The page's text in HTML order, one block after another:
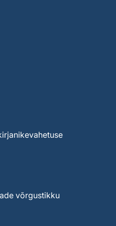
võrgustikku